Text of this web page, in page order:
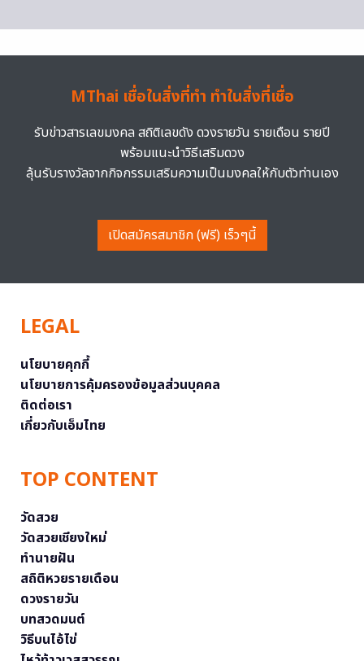
MThai เชื่อในสิ่งที่ทำ ทำในสิ่งที่เชื่อ
รับข่าวสารเลขมงคล สถิติเลขดัง ดวงรายวัน รายเดือน รายปี
พร้อมแนะนำวิธีเสริมดวง
ลุ้นรับรางวัลจากกิจกรรมเสริมความเป็นมงคลให้กับตัวท่านเอง
เปิดสมัครสมาชิก (ฟรี) เร็วๆนี้
LEGAL
นโยบายคุกกี้
นโยบายการคุ้มครองข้อมูลส่วนบุคคล
ติดต่อเรา
เกี่ยวกับเอ็มไทย
TOP CONTENT
วัดสวย
วัดสวยเชียงใหม่
ทำนายฝัน
สถิติหวยรายเดือน
ดวงรายวัน
บทสวดมนต์
วิธีบนไอ้ไข่